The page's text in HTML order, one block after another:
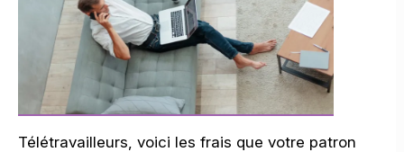
Télétravailleurs, voici les frais que votre patron